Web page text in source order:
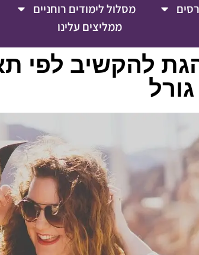
מסלול לימודים רוחניים
ממליצים עלינו
להקשיב לפי